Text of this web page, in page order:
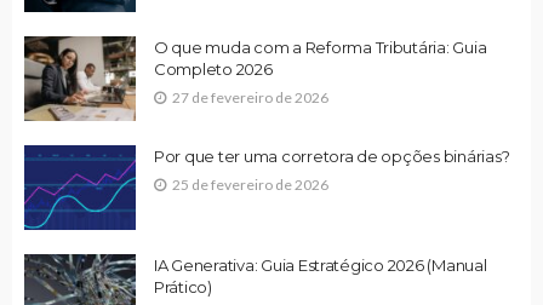
O que muda com a Reforma Tributária: Guia
Completo 2026
27 de fevereiro de 2026
Por que ter uma corretora de opções binárias?
25 de fevereiro de 2026
IA Generativa: Guia Estratégico 2026 (Manual
Prático)